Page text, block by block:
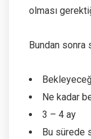
olması
Bundan
Ne kadar
3 – 4 ay
Bu sürede